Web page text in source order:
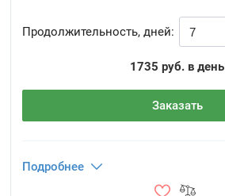
Продолжительность, дней:
1735 руб. в день
Заказать
Подробнее